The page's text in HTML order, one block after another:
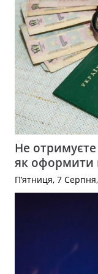
Не
як оформити
П’ятниця, 7